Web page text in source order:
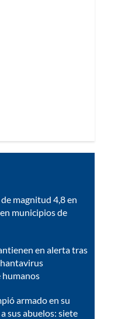
magnitud 4,8 en
municipios de
en alerta tras
armado en su
sus abuelos: siete